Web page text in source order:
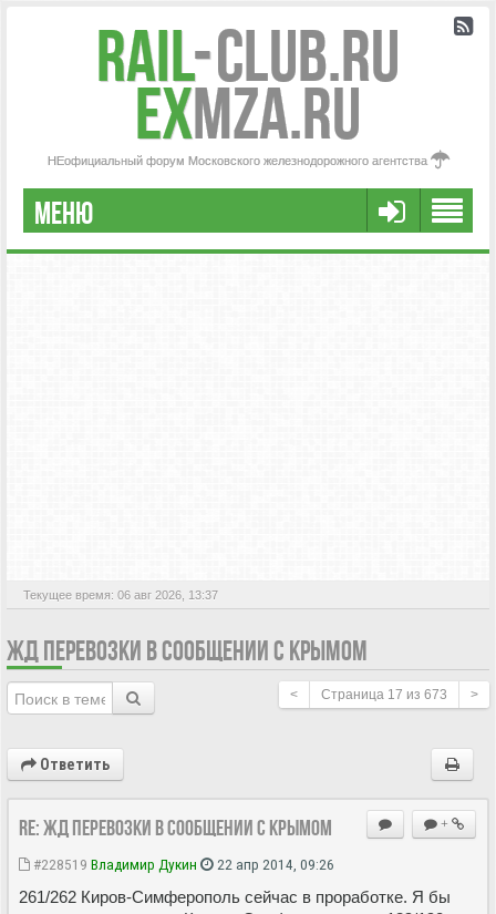
Rail-Club.RU
exMZA.RU
НЕофициальный форум Московского железнодорожного агентства
МЕНЮ
РЕГИСТРАЦИЯ
Текущее время: 06 авг 2026, 13:37
ЖД ПЕРЕВОЗКИ В СООБЩЕНИИ С КРЫМОМ
< Страница 17 из 673 >
Ответить
+
Re: ЖД перевозки в сообщении с Крымом
#228519 Владимир Дукин 22 апр 2014, 09:26
261/262 Киров-Симферополь сейчас в проработке. Я бы